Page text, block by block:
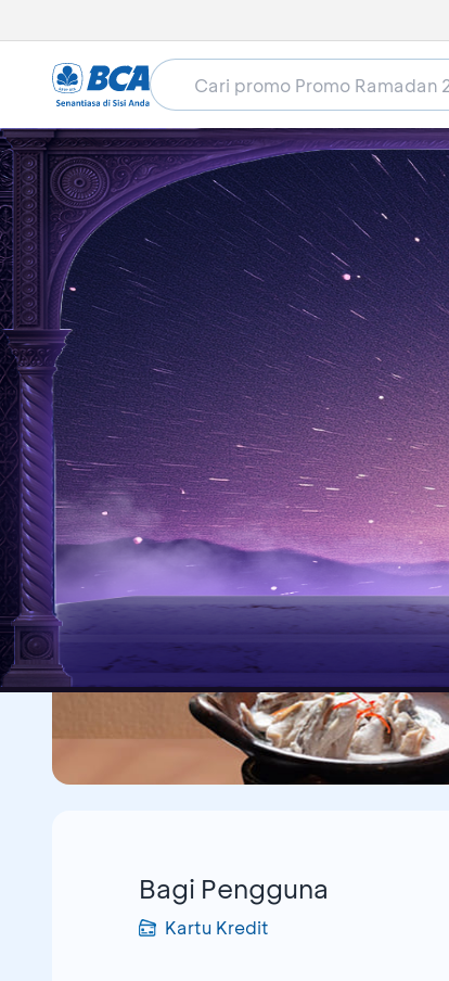
Home Promo Ramadan 2026 Hotel JW
JW Marriott Jakarta -
Masa berlaku sudah lewat (18 Feb 2026
Bagi Pengguna
Kartu Kredit